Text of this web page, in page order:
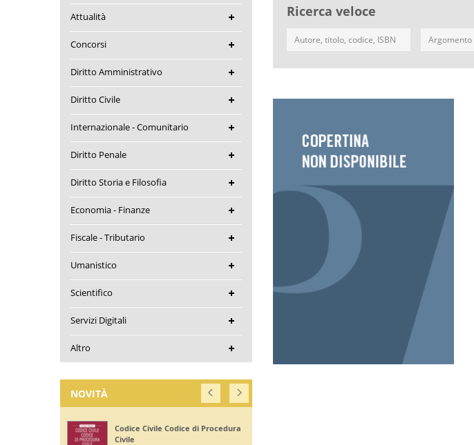
Ricerca veloce
Attualità
Concorsi
Diritto Amministrativo
Diritto Civile
Internazionale - Comunitario
Diritto Penale
Diritto Storia e Filosofia
Economia - Finanze
Fiscale - Tributario
Umanistico
Scientifico
Servizi Digitali
Altro
NOVITÀ
Codice Civile Codice di Procedura
Civile